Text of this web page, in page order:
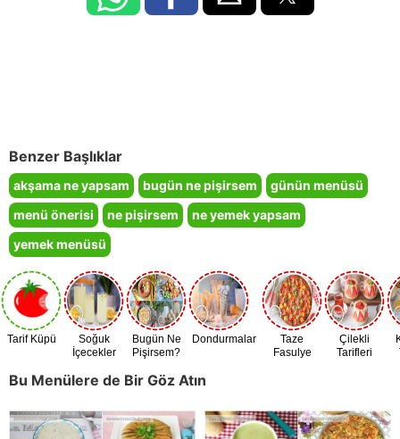
Benzer Başlıklar
akşama ne yapsam bugün ne pişirsem
günün menüsü
menü önerisi
ne pişirsem
ne yemek yapsam
yemek menüsü
Tarif Küpü
Soğuk
İçecekler
Bugün Ne
Pişirsem?
Dondurmalar
Taze
Fasulye
Çilekli
Tarifleri
Bu Menülere de Bir Göz Atın